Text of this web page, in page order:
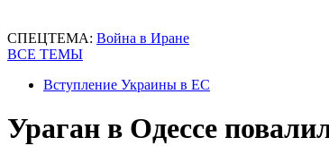
СПЕЦТЕМА: Война в Иране
ВСЕ ТЕМЫ
Вступление Украины в ЕС
Ураган в Одессе